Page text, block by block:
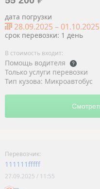
дата погрузки
28.09.2025– 01.10.2025
срок перевозки: 1 день
Помощь водителя
Только услуги перевозки
Тип кузова: Микроавтобус
111111fffff
27.09.2025 / 11:55